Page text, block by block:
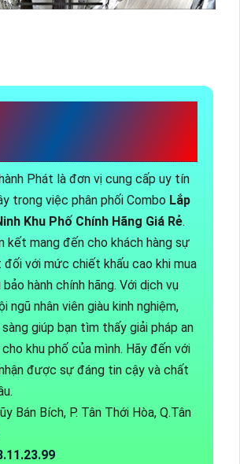
Phát là đơn vị cung cấp uy tín
trong việc phân phối Combo Lắp
Khu Phố Chính Hãng Giá Rẻ.
kết mang đến cho khách hàng sự
với mức chiết khấu cao khi mua
hành chính hãng. Với dịch vụ
ngũ nhân viên giàu kinh nghiệm,
giúp bạn tìm thấy giải pháp an
cho khu phố của mình. Hãy đến với
được sự đáng tin cậy và chất
Bán Bích, P. Tân Thới Hòa, Q.Tân